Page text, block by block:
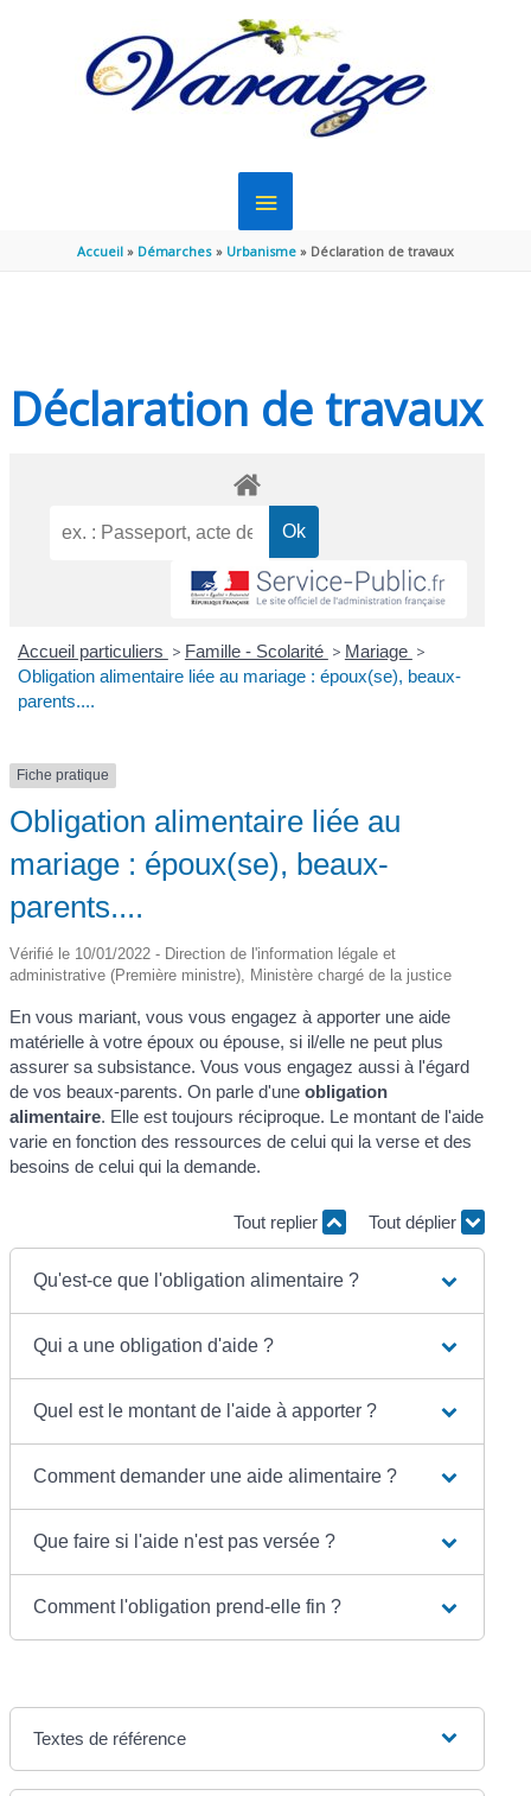
MENU
PRINCIPAL
Accueil Démarches Urbanisme Déclaration de travaux
Déclaration de travaux
Accueil particuliers > Famille - Scolarité > Mariage >
Obligation alimentaire liée au mariage : époux(se), beaux-
parents....
Fiche pratique
Obligation alimentaire liée au
mariage : époux(se), beaux-
parents....
Vérifié le 10/01/2022 - Direction de l'information légale et
administrative (Première ministre), Ministère chargé de la justice
En vous mariant, vous vous engagez à apporter une aide
matérielle à votre époux ou épouse, si il/elle ne peut plus
assurer sa subsistance. Vous vous engagez aussi à l'égard
de vos beaux-parents. On parle d'uneobligation
alimentaire. Elle est toujours réciproque. Le montant de l'aide
varie en fonction des ressources de celui qui la verse et des
besoins de celui qui la demande.
Tout replier Tout déplier
Qu'est-ce que l'obligation alimentaire ?
Qui a une obligation d'aide ?
Quel est le montant de l'aide à apporter ?
Comment demander une aide alimentaire ?
Que faire si l'aide n'est pas versée ?
Comment l'obligation prend-elle fin ?
Textes de référence